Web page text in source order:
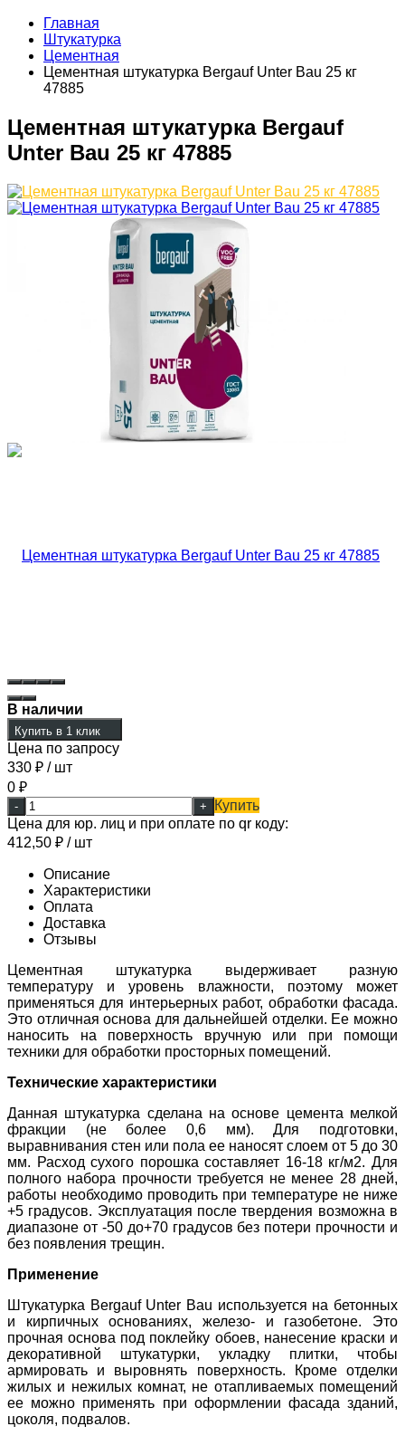
Главная
Штукатурка
Цементная
Цементная штукатурка Bergauf Unter Bau 25 кг
47885
Цементная штукатурка Bergauf
Unter Bau 25 кг 47885
В наличии
Купить в 1 клик
Цена по запросу
330 ₽ / шт
0 ₽
- +
Купить
Цена для юр. лиц и при оплате по qr коду:
412,50 ₽ / шт
Описание
Характеристики
Оплата
Доставка
Отзывы
Цементная штукатурка выдерживает разную
температуру и уровень влажности, поэтому может
применяться для интерьерных работ, обработки фасада.
Это отличная основа для дальнейшей отделки. Ее можно
наносить на поверхность вручную или при помощи
техники для обработки просторных помещений.
Технические характеристики
Данная штукатурка сделана на основе цемента мелкой
фракции (не более 0,6 мм). Для подготовки,
выравнивания стен или пола ее наносят слоем от 5 до 30
мм. Расход сухого порошка составляет 16-18 кг/м2. Для
полного набора прочности требуется не менее 28 дней,
работы необходимо проводить при температуре не ниже
+5 градусов. Эксплуатация после твердения возможна в
диапазоне от -50 до+70 градусов без потери прочности и
без появления трещин.
Применение
Штукатурка Bergauf Unter Bau используется на бетонных
и кирпичных основаниях, железо- и газобетоне. Это
прочная основа под поклейку обоев, нанесение краски и
декоративной штукатурки, укладку плитки, чтобы
армировать и выровнять поверхность. Кроме отделки
жилых и нежилых комнат, не отапливаемых помещений
ее можно применять при оформлении фасада зданий,
цоколя, подвалов.